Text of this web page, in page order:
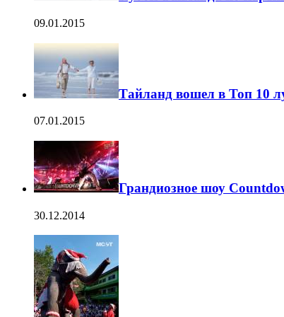
09.01.2015
Тайланд вошел в Топ 10
07.01.2015
Грандиозное шоу
30.12.2014